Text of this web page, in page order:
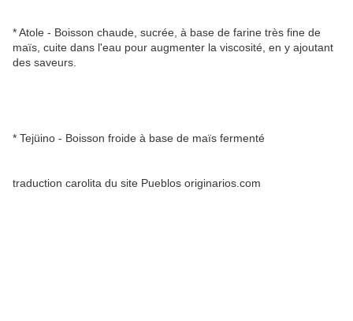
* Atole - Boisson chaude, sucrée, à base de farine très fine de
maïs, cuite dans l'eau pour augmenter la viscosité, en y ajoutant
des saveurs.
* Tejüino - Boisson froide à base de maïs fermenté
traduction carolita du site Pueblos originarios.com